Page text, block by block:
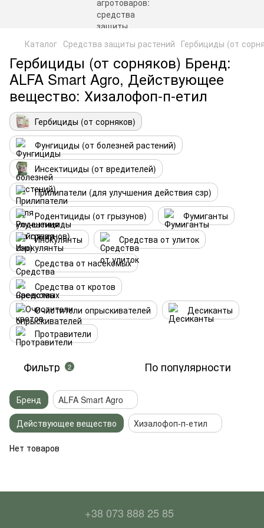
Каталог Средства защиты растений Гербициды (от
Гербициды (от сорняков) Бренд:
ALFA Smart Agro, Действующее
вещество: Хизалофоп-п-етил
Гербициды (от сорняков)
Фунгициды (от болезней растений)
Инсектициды (от вредителей)
Прилипатели (для улучшения действия сзр)
Родентициды (от грызунов)
Фумиганты
Инокулянты
Средства от улиток
Средства от насекомых
Средства от кротов
Очистители опрыскивателей
Десиканты
Протравители
Фильтр 2 По популярности
Бренд
ALFA Smart Agro
Действующее вещество
Хизалофоп-п-етил
Нет товаров
+38 073 888 25 85